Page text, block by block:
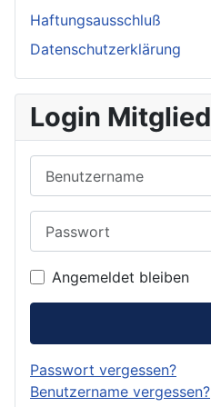
Haftungsausschluß
Datenschutzerklärung
Login Mitglied
Angemeldet bleiben
Passwort vergessen?
Benutzername vergessen?